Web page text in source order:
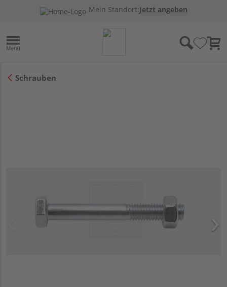
Mein Standort:Jetzt angeben
Schrauben